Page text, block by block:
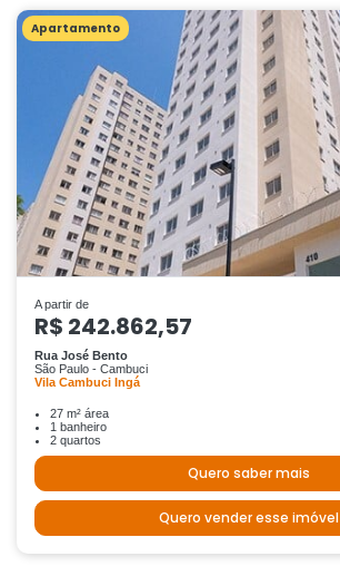
Apartamento
A partir de
R$ 242.862,57
Rua José Bento
São Paulo - Cambuci
Vila Cambuci Ingá
27 m² área
1 banheiro
2 quartos
Quero saber mais
Quero vender esse imóvel